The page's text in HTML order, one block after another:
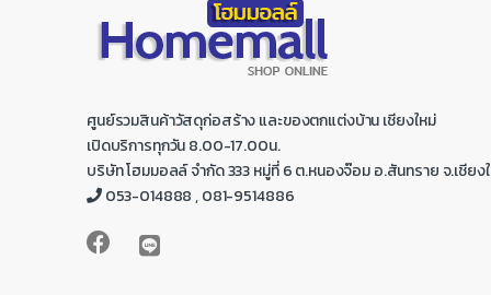
C
a
r
o
u
s
ศูนย์รวมสินค้าวัสดุก่อสร้าง และของตกแต่งบ้าน เชียงใหม่
เปิดบริการทุกวัน 8.00-17.00น.
บริษัท โฮมมอลล์ จำกัด 333 หมู่ที่ 6 ต.หนองจ๊อม อ.สันทราย จ.เชียง
053-014888 , 081-9514886